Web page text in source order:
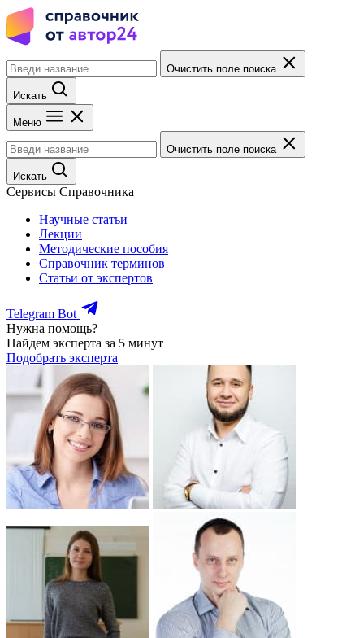
Очистить поле поиска
Искать
Меню
Очистить поле поиска
Искать
Сервисы Справочника
Научные статьи
Лекции
Методические пособия
Справочник терминов
Статьи от экспертов
Telegram Bot
Нужна помощь?
Найдем эксперта за 5 минут
Подобрать эксперта